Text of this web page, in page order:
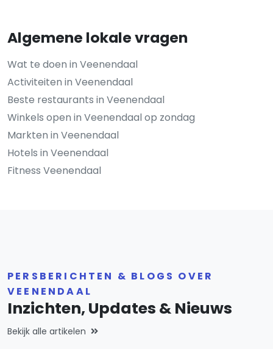
Algemene lokale vragen
Wat te doen in Veenendaal
Activiteiten in Veenendaal
Beste restaurants in Veenendaal
Winkels open in Veenendaal op zondag
Markten in Veenendaal
Hotels in Veenendaal
Fitness Veenendaal
PERSBERICHTEN & BLOGS OVER
VEENENDAAL
Inzichten, Updates & Nieuws
Bekijk alle artikelen